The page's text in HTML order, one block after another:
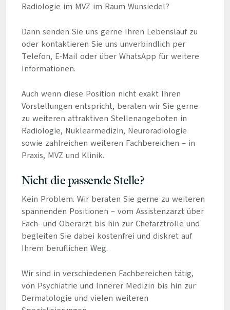
Radiologie im MVZ im Raum Wunsiedel?
Dann senden Sie uns gerne Ihren Lebenslauf zu
oder kontaktieren Sie uns unverbindlich per
Telefon, E-Mail oder über WhatsApp für weitere
Informationen.
Auch wenn diese Position nicht exakt Ihren
Vorstellungen entspricht, beraten wir Sie gerne
zu weiteren attraktiven Stellenangeboten in
Radiologie, Nuklearmedizin, Neuroradiologie
sowie zahlreichen weiteren Fachbereichen – in
Praxis, MVZ und Klinik.
Nicht die passende Stelle?
Kein Problem. Wir beraten Sie gerne zu weiteren
spannenden Positionen – vom Assistenzarzt über
Fach- und Oberarzt bis hin zur Chefarztrolle und
begleiten Sie dabei kostenfrei und diskret auf
Ihrem beruflichen Weg.
Wir sind in verschiedenen Fachbereichen tätig,
von Psychiatrie und Innerer Medizin bis hin zur
Dermatologie und vielen weiteren